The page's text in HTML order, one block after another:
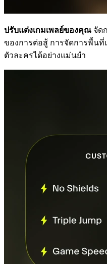
ปรับแต่งเกมเพลย์ของคุณ จัด
ของการต่อสู้ การจัดการพื้นที่
ตัวละครได้อย่างแม่นยำ